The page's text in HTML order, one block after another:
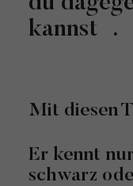
kannst .
Mit diesen
Er kennt
schwarz